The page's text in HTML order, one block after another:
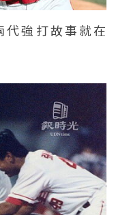
強打故事就在